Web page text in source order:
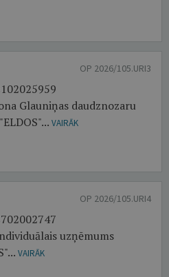
OP 2026/105.URI3
Glauniņas daudznozaru
VAIRĀK
OP 2026/105.URI4
uzņēmums
VAIRĀK